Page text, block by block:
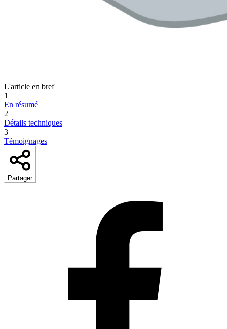
L'article en bref
1
En résumé
2
Détails techniques
3
Témoignages
Partager